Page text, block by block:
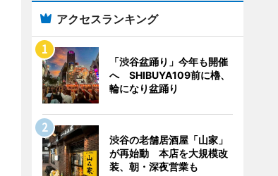
アクセスランキング
「渋谷盆踊り」今年も開催
へ SHIBUYA109前に櫓、
輪になり盆踊り
渋谷の老舗居酒屋「山家」
が再始動 本店を大規模改
装、朝・深夜営業も